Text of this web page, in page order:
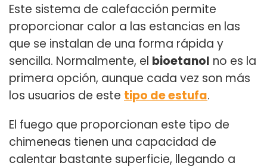
Este sistema de calefacción permite
proporcionar calor a las estancias en las
que se instalan de una forma rápida y
sencilla. Normalmente, el bioetanol no es la
primera opción, aunque cada vez son más
los usuarios de este tipo de estufa.
El fuego que proporcionan este tipo de
chimeneas tienen una capacidad de
calentar bastante superficie, llegando a